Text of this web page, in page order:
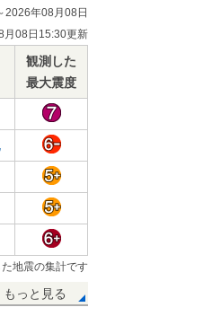
2026年08月08日
月08日15:30更新
観測した
最大震度
地震の集計です
もっと見る